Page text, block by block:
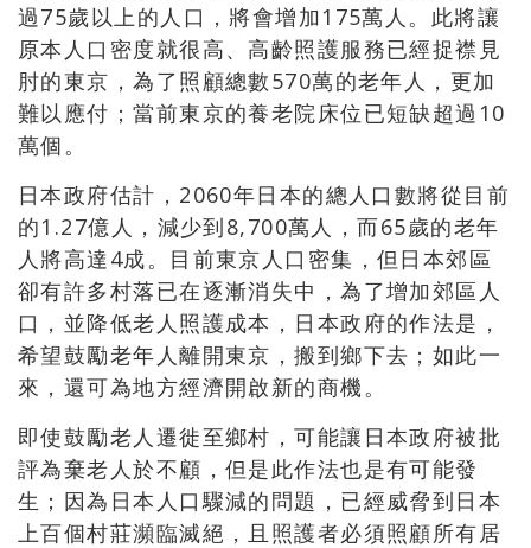
過75歲以上的人口，將會增加175萬人。此將讓
原本人口密度就很高、高齡照護服務已經捉襟見
肘的東京，為了照顧總數570萬的老年人，更加
難以應付；當前東京的養老院床位已短缺超過10
萬個。
日本政府估計，2060年日本的總人口數將從目前
的1.27億人，減少到8,700萬人，而65歲的老年
人將高達4成。目前東京人口密集，但日本郊區
卻有許多村落已在逐漸消失中，為了增加郊區人
口，並降低老人照護成本，日本政府的作法是，
希望鼓勵老年人離開東京，搬到鄉下去；如此一
來，還可為地方經濟開啟新的商機。
即使鼓勵老人遷徙至鄉村，可能讓日本政府被批
評為棄老人於不顧，但是此作法也是有可能發
生；因為日本人口驟減的問題，已經威脅到日本
上百個村莊瀕臨滅絕，且照護者必須照顧所有居